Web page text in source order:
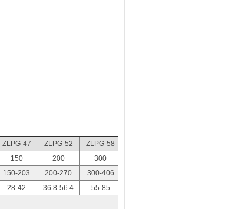
ZLPG-47 ZLPG-52
ZLPG-58
150 200
300
150-203 200-270
300-406
28-42 36.8-56.4
55-85